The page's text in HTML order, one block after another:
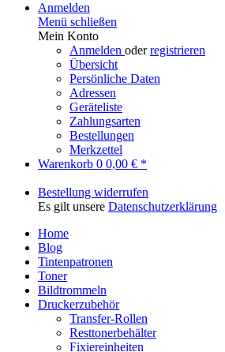
Anmelden
Menü schließen
Mein Konto
Anmelden oderregistrieren
Übersicht
Persönliche Daten
Adressen
Geräteliste
Zahlungsarten
Bestellungen
Merkzettel
Warenkorb 0 0,00 € *
Bestellung widerrufen
Es gilt unsere Datenschutzerklärung
Home
Blog
Tintenpatronen
Toner
Bildtrommeln
Druckerzubehör
Transfer-Rollen
Resttonerbehälter
Fixiereinheiten